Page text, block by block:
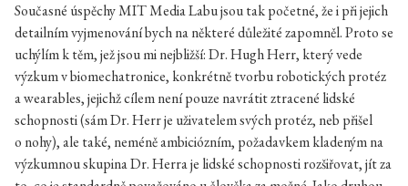
Současné úspěchy MIT Media Labu jsou tak početné, že i při jejich
detailním vyjmenování bych na některé důležité zapomněl. Proto se
uchýlím k těm, jež jsou mi nejbližší: Dr. Hugh Herr, který vede
výzkum v biomechatronice, konkrétně tvorbu robotických protéz
a wearables, jejichž cílem není pouze navrátit ztracené lidské
schopnosti (sám Dr. Herr je uživatelem svých protéz, neb přišel
o nohy), ale také, neméně ambiciózním, požadavkem kladeným na
výzkumnou skupina Dr. Herra je lidské schopnosti rozšiřovat, jít za